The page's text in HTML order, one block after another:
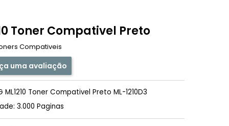
Toner Compativel Preto
Compativeis
uma avaliação
ML1210 Toner Compativel Preto ML-1210D3
3.000 Paginas